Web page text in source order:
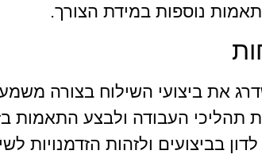
נוספות במידת הצורך.
את ביצועי השילוח בצורה
תהליכי העבודה ולבצע התאמות
בביצועים ולזהות הזדמנויות